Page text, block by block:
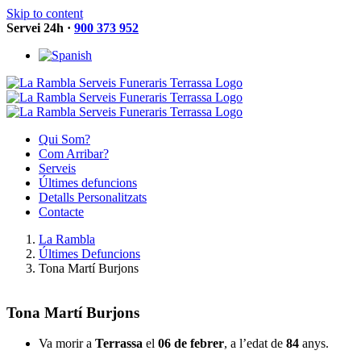
Skip to content
Servei 24h · 900 373 952
Qui Som?
Com Arribar?
Serveis
Últimes defuncions
Detalls Personalitzats
Contacte
La Rambla
Últimes Defuncions
Tona Martí Burjons
Tona Martí Burjons
Va morir a Terrassa el 06 de febrer, a l’edat de 84 anys.